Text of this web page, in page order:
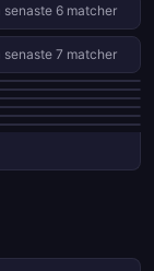
senaste 6 matcher
7 matcher
senaste 7 matcher
den här säsongen
sina senaste 6
säsongen